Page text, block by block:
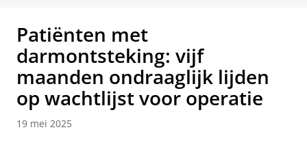
Patiënten met
darmontsteking: vijf
maanden ondraaglijk lijden
op wachtlijst voor operatie
19 mei 2025